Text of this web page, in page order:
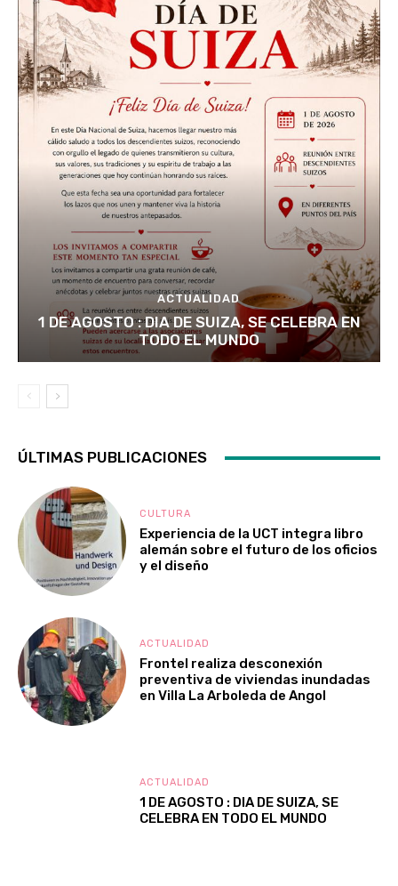
ACTUALIDAD
1 DE AGOSTO : DIA DE SUIZA, SE CELEBRA EN
TODO EL MUNDO
ÚLTIMAS PUBLICACIONES
CULTURA
Experiencia de la UCT integra libro
alemán sobre el futuro de los oficios
y el diseño
ACTUALIDAD
Frontel realiza desconexión
preventiva de viviendas inundadas
en Villa La Arboleda de Angol
ACTUALIDAD
1 DE AGOSTO : DIA DE SUIZA, SE
CELEBRA EN TODO EL MUNDO